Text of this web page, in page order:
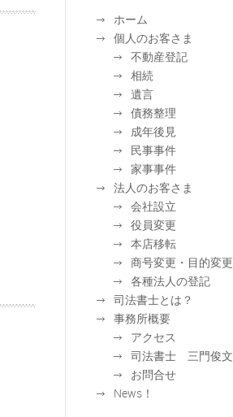
ホーム
個人のお客さま
不動産登記
相続
遺言
債務整理
成年後見
民事事件
家事事件
法人のお客さま
会社設立
役員変更
本店移転
商号変更・目的変更
各種法人の登記
司法書士とは？
事務所概要
アクセス
司法書士 三門俊文
お問合せ
News！